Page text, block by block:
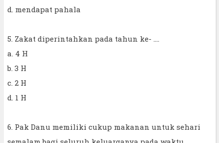
d. mendapat pahala
5. Zakat diperintahkan pada tahun ke- ....
a. 4 H
b. 3 H
c. 2 H
d. 1 H
6. Pak Danu memiliki cukup makanan untuk sehari